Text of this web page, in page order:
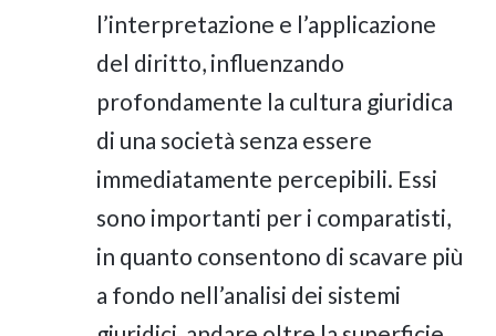
l’interpretazione e l’applicazione
del diritto, influenzando
profondamente la cultura giuridica
di una società senza essere
immediatamente percepibili. Essi
sono importanti per i comparatisti,
in quanto consentono di scavare più
a fondo nell’analisi dei sistemi